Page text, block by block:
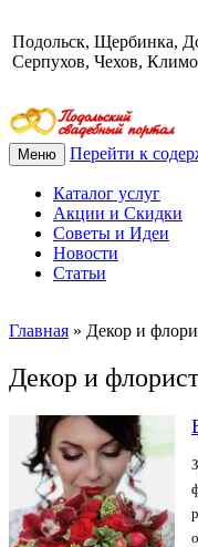
Подольск, Щербинка,
Серпухов, Чехов,
Меню Перейти к
Каталог услуг
Акции и Скидки
Советы и Идеи
Новости
Статьи
Главная » Декор и
Декор и